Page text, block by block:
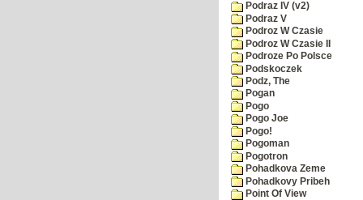
Podraz IV (v2)
Podraz V
Podroz W Czasie
Podroz W Czasie II
Podroze Po Polsce
Podskoczek
Podz, The
Pogan
Pogo
Pogo Joe
Pogo!
Pogoman
Pogotron
Pohadkova Zeme
Pohadkovy Pribeh
Point Of View